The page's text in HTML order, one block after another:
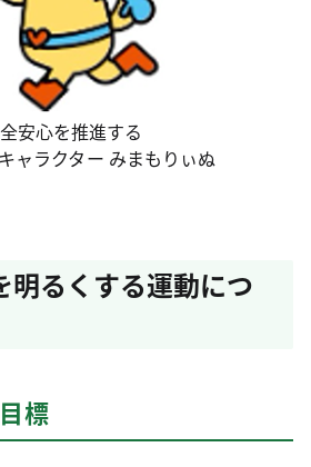
安心を推進する
ャラクター みまもりぃぬ
るくする運動につ
標